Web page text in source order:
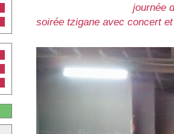
journée
soirée tzigane avec concert